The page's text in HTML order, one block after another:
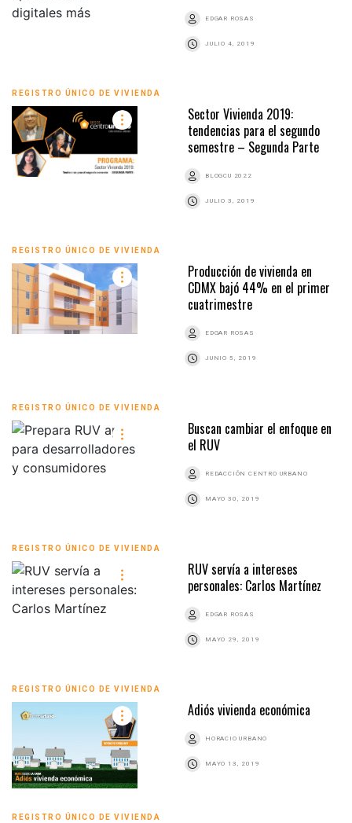
EDGAR ROSAS
JULIO 4, 2019
REGISTRO ÚNICO DE VIVIENDA
Sector Vivienda 2019:
tendencias para el segundo
semestre – Segunda Parte
BLOGCU 2022
JULIO 3, 2019
REGISTRO ÚNICO DE VIVIENDA
Producción de vivienda en
CDMX bajó 44% en el primer
cuatrimestre
EDGAR ROSAS
JUNIO 5, 2019
REGISTRO ÚNICO DE VIVIENDA
Buscan cambiar el enfoque en
el RUV
REDACCIÓN CENTRO URBANO
MAYO 30, 2019
REGISTRO ÚNICO DE VIVIENDA
RUV servía a intereses
personales: Carlos Martínez
EDGAR ROSAS
MAYO 29, 2019
REGISTRO ÚNICO DE VIVIENDA
Adiós vivienda económica
HORACIO URBANO
MAYO 13, 2019
REGISTRO ÚNICO DE VIVIENDA